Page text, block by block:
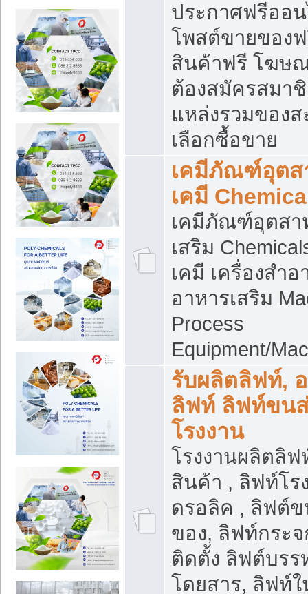
ประกาศฟรีออ
โพสต์ขายของ
สินค้าฟรี โฆษ
ต้องสมัครสมา
แหล่งรวมของ
เลือกซื้อขาย
เคมีภัณฑ์อุตส
เคมี
เคมีภัณฑ์อุตสา
เสริม
เคมี เครื่องสำ
อาหารเสริม
Process
Equipment/
รับผลิตลิฟท์,
ลิฟท์ ลิฟท์ขน
โรงงาน
โรงงานผลิตลิ
สินค้า , ลิฟท์โร
ดรอลิค , ลิฟต์
ของ, ลิฟท์กระ
ติดตั้ง ลิฟต์บร
โดยสาร, ลิฟท์